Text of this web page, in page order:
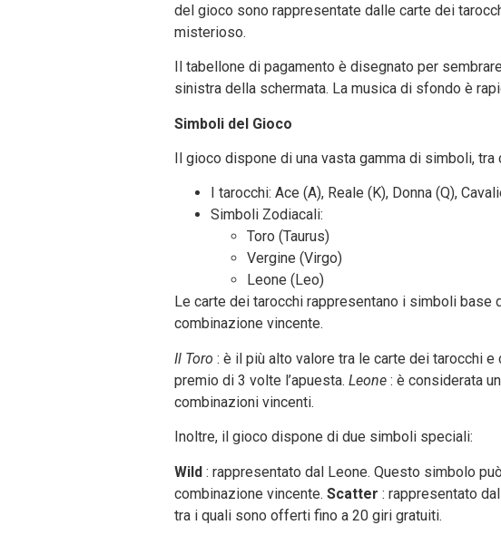
del gioco sono rappresentate dalle carte dei
misterioso.
Il tabellone di pagamento è disegnato per
sinistra della schermata. La musica di sfondo è
Simboli del Gioco
Il gioco dispone di una vasta gamma di simboli, tra
I tarocchi: Ace (A), Reale (K), Donna (Q),
Simboli Zodiacali:
Toro (Taurus)
Vergine (Virgo)
Leone (Leo)
Le carte dei tarocchi rappresentano i simboli
combinazione vincente.
Il Toro : è il più alto valore tra le carte dei tarocchi e
premio di 3 volte l’apuesta. Leone : è considerata
combinazioni vincenti.
Inoltre, il gioco dispone di due simboli speciali:
Wild : rappresentato dal Leone. Questo simbolo
combinazione vincente. Scatter : rappresentato
tra i quali sono offerti fino a 20 giri gratuiti.